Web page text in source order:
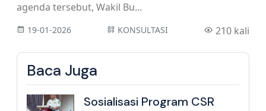
agenda tersebut, Wakil Bu...
19-01-2026 KONSULTASI 210 kali
Baca Juga
Sosialisasi Program CSR